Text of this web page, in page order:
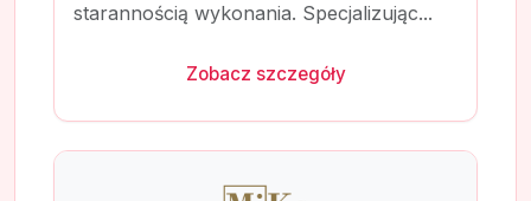
starannością wykonania. Specjalizując...
Zobacz szczegóły